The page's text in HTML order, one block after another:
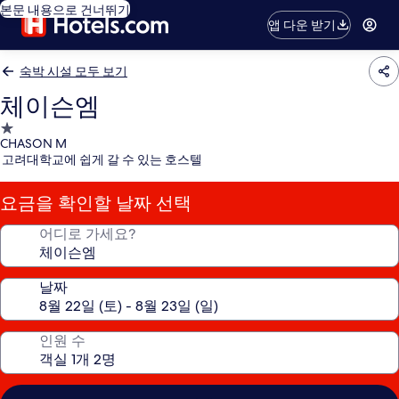
본문 내용으로 건너뛰기
앱 다운 받기
숙박 시설 모두 보기
체이슨엠
1.0
성
급
숙
박
시
CHASON M
고려대학교에 쉽게 갈 수 있는 호스텔
요금을 확인할 날짜 선택
어디로 가세요?
날짜
인원 수